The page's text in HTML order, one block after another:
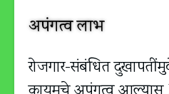
अपंगत्व लाभ
रोजगार-संबंधित